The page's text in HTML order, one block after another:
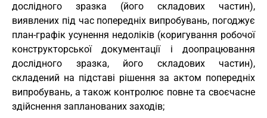
дослідного зразка (його складових частин),
виявлених під час попередніх випробувань, погоджує
план-графік усунення недоліків (коригування робочої
конструкторської документації і доопрацювання
дослідного зразка, його складових частин),
складений на підставі рішення за актом попередніх
випробувань, а також контролює повне та своєчасне
здійснення запланованих заходів;